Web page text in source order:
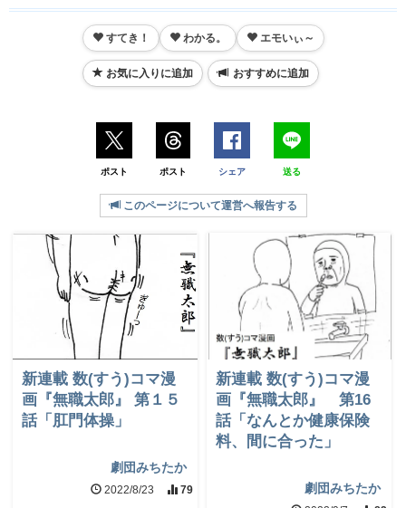
すてき！ わかる。 エモいぃ～
お気に入りに追加 おすすめに追加
ポスト ポスト シェア 送る
このページについて運営へ報告する
新連載 数(すう)コマ漫
画『無職太郎』 第１５
話「肛門体操」
劇団みちたか
2022/8/23 79
新連載 数(すう)コマ漫
画『無職太郎』 第16
話「なんとか健康保険
料、間に合った」
劇団みちたか